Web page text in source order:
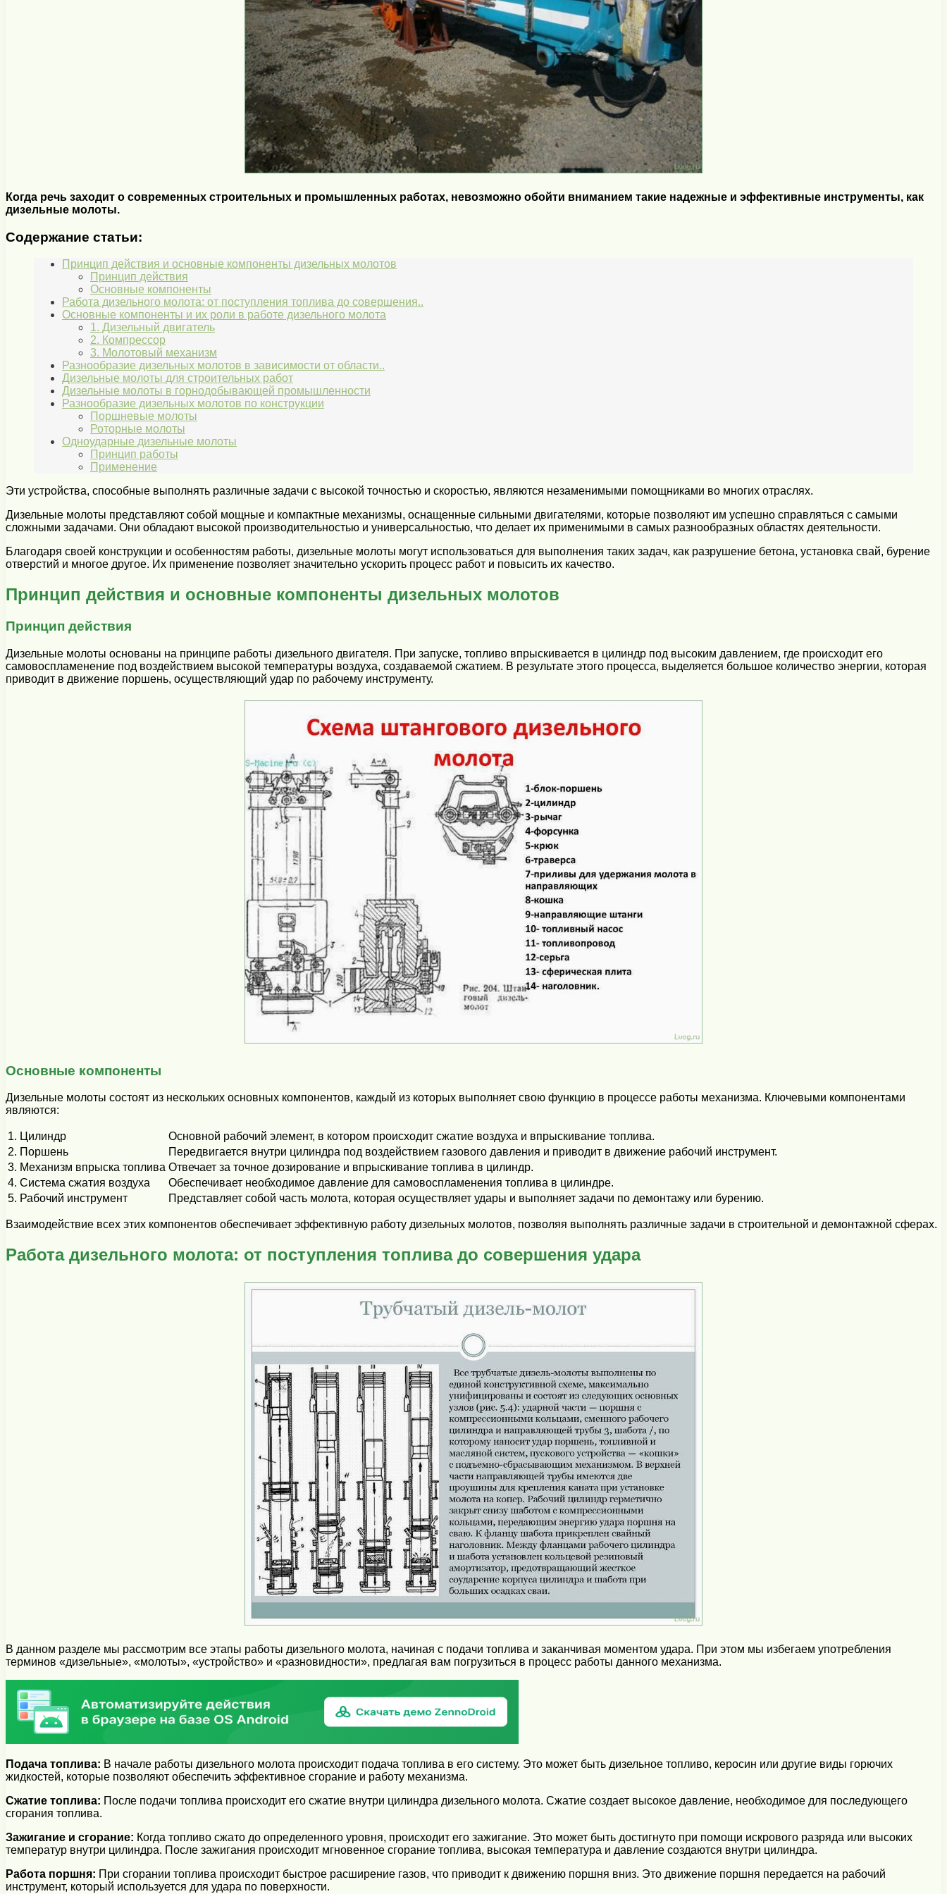
Когда речь заходит о современных строительных и промышленных работах, невозможно обойти вниманием такие надежные и эффективные инструменты, как
дизельные молоты.
Содержание статьи:
Принцип действия и основные компоненты дизельных молотов
Принцип действия
Основные компоненты
Работа дизельного молота: от поступления топлива до совершения..
Основные компоненты и их роли в работе дизельного молота
1. Дизельный двигатель
2. Компрессор
3. Молотовый механизм
Разнообразие дизельных молотов в зависимости от области..
Дизельные молоты для строительных работ
Дизельные молоты в горнодобывающей промышленности
Разнообразие дизельных молотов по конструкции
Поршневые молоты
Роторные молоты
Одноударные дизельные молоты
Принцип работы
Применение
Эти устройства, способные выполнять различные задачи с высокой точностью и скоростью, являются незаменимыми помощниками во многих отраслях.
Дизельные молоты представляют собой мощные и компактные механизмы, оснащенные сильными двигателями, которые позволяют им успешно справляться с самыми
сложными задачами. Они обладают высокой производительностью и универсальностью, что делает их применимыми в самых разнообразных областях деятельности.
Благодаря своей конструкции и особенностям работы, дизельные молоты могут использоваться для выполнения таких задач, как разрушение бетона, установка свай, бурение
отверстий и многое другое. Их применение позволяет значительно ускорить процесс работ и повысить их качество.
Принцип действия и основные компоненты дизельных молотов
Принцип действия
Дизельные молоты основаны на принципе работы дизельного двигателя. При запуске, топливо впрыскивается в цилиндр под высоким давлением, где происходит его
самовоспламенение под воздействием высокой температуры воздуха, создаваемой сжатием. В результате этого процесса, выделяется большое количество энергии, которая
приводит в движение поршень, осуществляющий удар по рабочему инструменту.
Основные компоненты
Дизельные молоты состоят из нескольких основных компонентов, каждый из которых выполняет свою функцию в процессе работы механизма. Ключевыми компонентами
являются:
1. Цилиндр
Основной рабочий элемент, в котором происходит сжатие воздуха и впрыскивание топлива.
2. Поршень
Передвигается внутри цилиндра под воздействием газового давления и приводит в движение рабочий инструмент.
3. Механизм впрыска топлива Отвечает за точное дозирование и впрыскивание топлива в цилиндр.
4. Система сжатия воздуха
Обеспечивает необходимое давление для самовоспламенения топлива в цилиндре.
5. Рабочий инструмент
Представляет собой часть молота, которая осуществляет удары и выполняет задачи по демонтажу или бурению.
Взаимодействие всех этих компонентов обеспечивает эффективную работу дизельных молотов, позволяя выполнять различные задачи в строительной и демонтажной сферах.
Работа дизельного молота: от поступления топлива до совершения удара
В данном разделе мы рассмотрим все этапы работы дизельного молота, начиная с подачи топлива и заканчивая моментом удара. При этом мы избегаем употребления
терминов «дизельные», «молоты», «устройство» и «разновидности», предлагая вам погрузиться в процесс работы данного механизма.
Подача топлива: В начале работы дизельного молота происходит подача топлива в его систему. Это может быть дизельное топливо, керосин или другие виды горючих
жидкостей, которые позволяют обеспечить эффективное сгорание и работу механизма.
Сжатие топлива: После подачи топлива происходит его сжатие внутри цилиндра дизельного молота. Сжатие создает высокое давление, необходимое для последующего
сгорания топлива.
Зажигание и сгорание: Когда топливо сжато до определенного уровня, происходит его зажигание. Это может быть достигнуто при помощи искрового разряда или высоких
температур внутри цилиндра. После зажигания происходит мгновенное сгорание топлива, высокая температура и давление создаются внутри цилиндра.
Работа поршня: При сгорании топлива происходит быстрое расширение газов, что приводит к движению поршня вниз. Это движение поршня передается на рабочий
инструмент, который используется для удара по поверхности.